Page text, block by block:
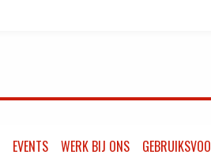
EVENTS WERK BIJ ONS